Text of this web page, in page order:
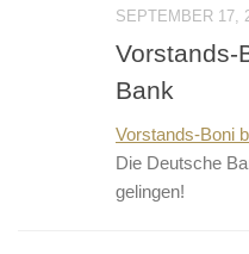
SEPTEMBER 17,
Vorstands-
Bank
Vorstands-Boni
Die Deutsche
gelingen!